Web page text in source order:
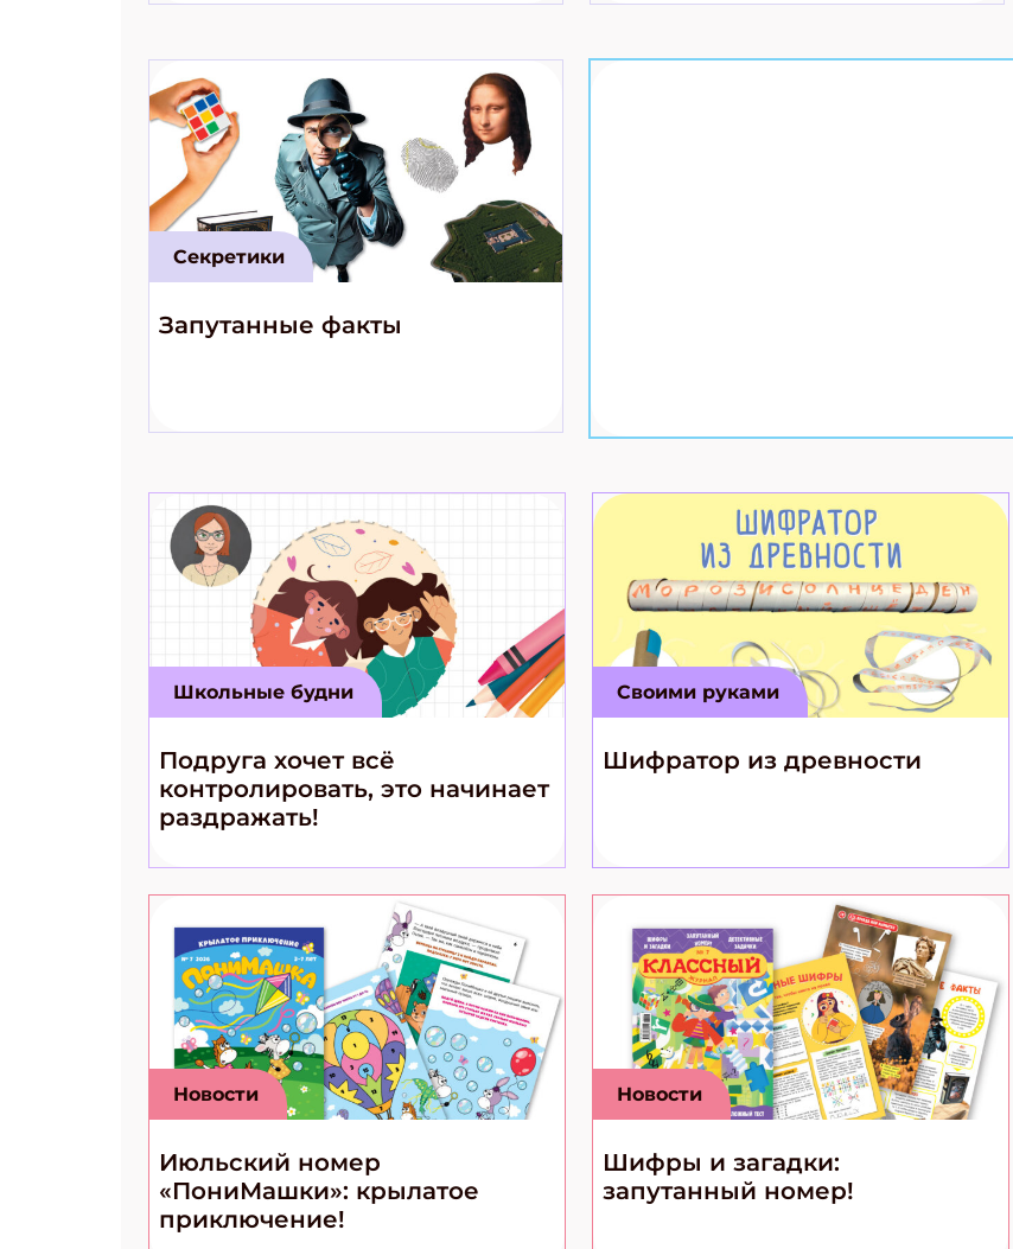
Секретики
Запутанные факты
Школьные будни
Подруга хочет всё
контролировать, это начинает
раздражать!
Своими руками
Шифратор из древности
Новости
Июльский номер
«ПониМашки»: крылатое
приключение!
Новости
Шифры и загадки:
запутанный номер!